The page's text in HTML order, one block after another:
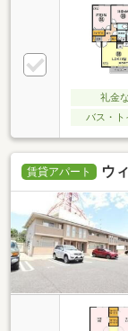
礼金
バス・ト
賃貸アパート ウ